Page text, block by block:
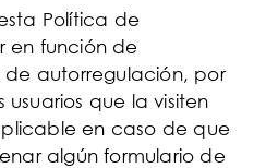
Política de
en función de
de autorregulación, por
que la visiten
en caso de que
algún formulario de